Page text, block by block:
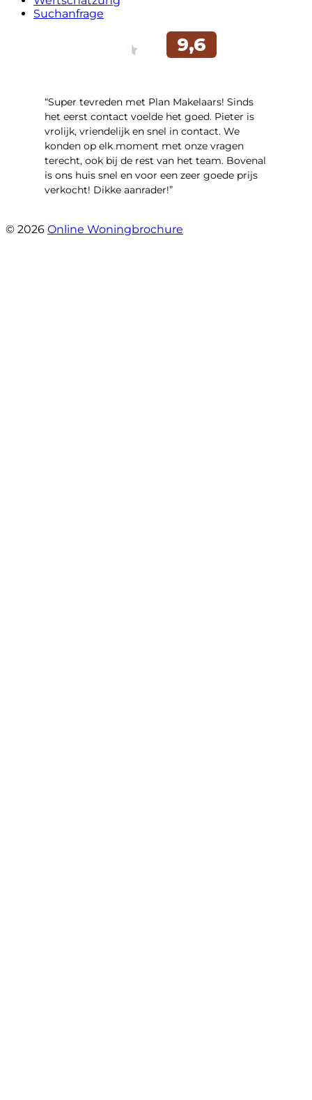
Suchanfrage
“Super tevreden met Plan Makelaars! Sinds
het eerst contact voelde het goed. Pieter is
vrolijk, vriendelijk en snel in contact. We
konden op elk moment met onze vragen
terecht, ook bij de rest van het team. Bovenal
is ons huis snel en voor een zeer goede prijs
verkocht! Dikke aanrader!”
© 2026 Online Woningbrochure